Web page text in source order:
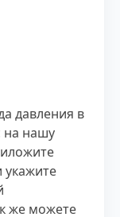
давления в
на нашу
укажите
же можете